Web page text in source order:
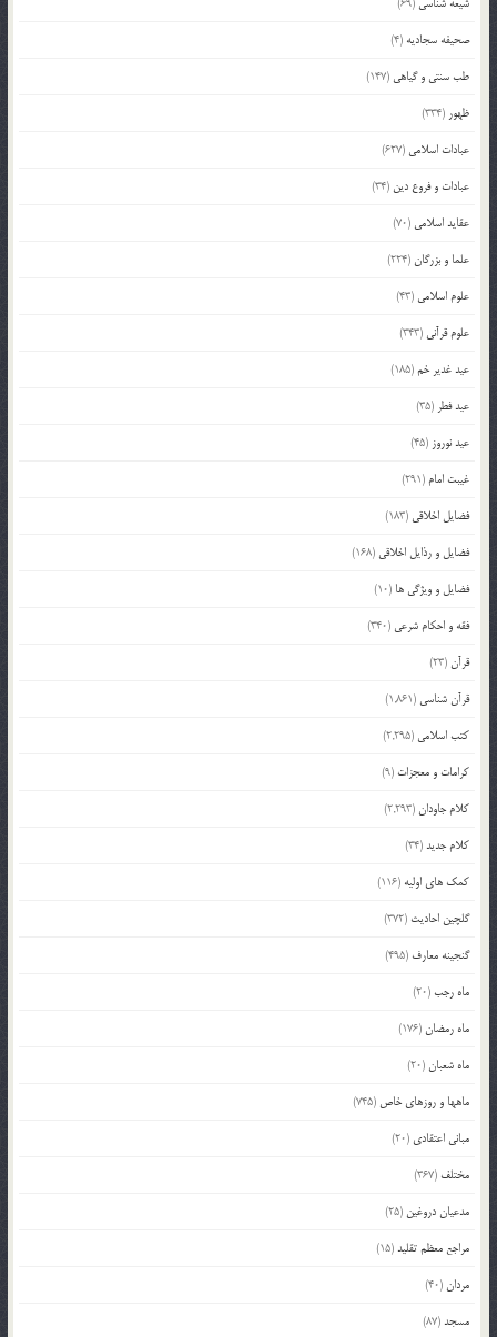
صحیفه سجادیه (4)
طب سنتی و گیاهی (147)
ظهور (334)
عبادات اسلامی (627)
عبادات و فروع دین (34)
عقاید اسلامی (70)
علما و بزرگان(224)
علوم اسلامی (43)
علوم قرآنی (343)
عید غدیر خم(185)
عید فطر (35)
عید نوروز (45)
غیبت امام (291)
فضایل اخلاقی (183)
فضایل و رذایل اخلاقی (168)
فضایل و ویژگی ها (10)
فقه و احکام شرعی (340)
قرآن(23)
قرآن شناسی (1,861)
کتب اسلامی (2,295)
کرامات و معجزات (9)
کلام جاودان(2,293)
کلام جدید(34)
کمک های اولیه (116)
گلچین احادیث (372)
گنجینه معارف (495)
ماه رجب(20)
ماه رمضان(176)
ماه شعبان(20)
ماهها و روزهای خاص (745)
مبانی اعتقادی (20)
مختلف (367)
مدعیان دروغین (25)
مراجع معظم تقلید(15)
مردان(40)
مسجد(87)